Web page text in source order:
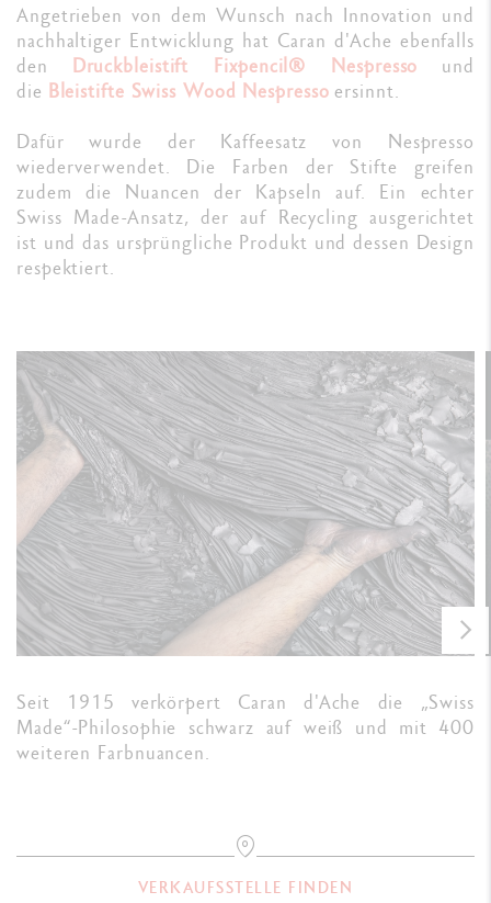
Angetrieben von dem Wunsch nach Innovation und
nachhaltiger Entwicklung hat Caran d'Ache ebenfalls
den Druckbleistift Fixpencil® Nespresso
und
die Bleistifte Swiss Wood Nespresso ersinnt.
Dafür wurde der Kaffeesatz von Nespresso
wiederverwendet. Die Farben der Stifte greifen
zudem die Nuancen der Kapseln auf. Ein echter
Swiss Made-Ansatz, der auf Recycling ausgerichtet
ist und das ursprüngliche Produkt und dessen Design
respektiert.
Seit 1915 verkörpert Caran d'Ache die „Swiss
Made“-Philosophie schwarz auf weiß und mit 400
weiteren Farbnuancen.
VERKAUFSSTELLE FINDEN